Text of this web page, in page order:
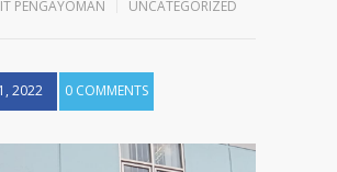
PENGAYOMAN UNCATEGORIZED
2022 0 COMMENTS